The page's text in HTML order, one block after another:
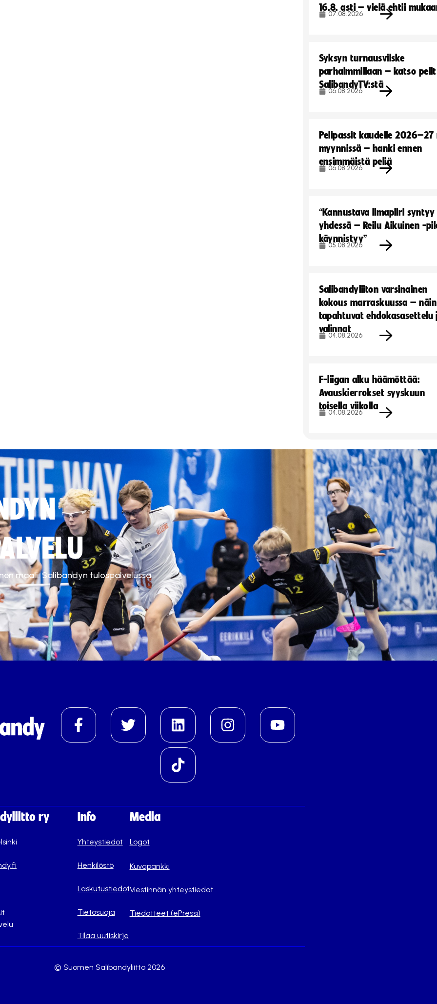
16.8. asti – vielä ehtii
07.08.2026
Syksyn turnausvilske
parhaimmillaan – katso pelit
SalibandyTV:stä
06.08.2026
Pelipassit kaudelle
myynnissä – hanki ennen
ensimmäistä peliä
06.08.2026
“Kannustava ilmapiiri syntyy
yhdessä – Reilu Aikuinen -
käynnistyy”
05.08.2026
Salibandyliiton varsinainen
kokous marraskuussa – näin
tapahtuvat ehdokasasettelu
valinnat
04.08.2026
F-liigan alku häämöttää:
Avauskierrokset syyskuun
toisella viikolla
04.08.2026
maali. Salibandyn tulospalvelussa.
ry Info
Yhteystiedot
Henkilöstö
Laskutustiedot
Tietosuoja
Tilaa uutiskirje
Media
Logot
Kuvapankki
Viestinnän yhteystiedot
Tiedotteet (ePressi)
© Suomen Salibandyliitto 2026